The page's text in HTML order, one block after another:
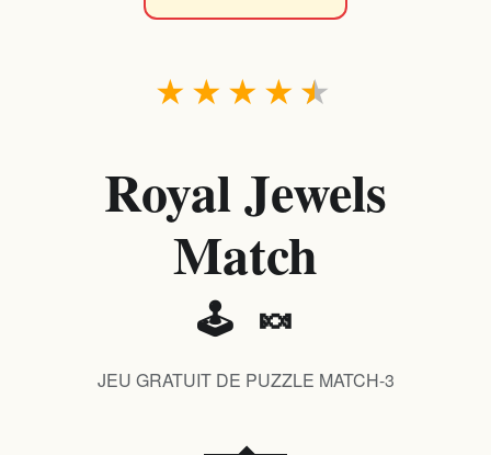
★
★
★
★
★
Royal Jewels
Match
🕹️ 🍬
JEU GRATUIT DE PUZZLE MATCH-3